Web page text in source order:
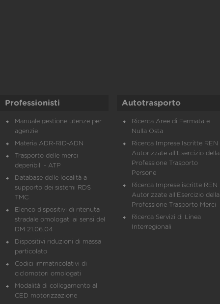
Professionisti
Manuale gestione utenze per
agenzie
Materia ADR-RID-ADN
Trasporto delle merci
deperibili - ATP
Database delle località a
supporto dei sistemi RDS
TMC
Elenco dispositivi di ritenuta
stradale omologati ai sensi del
DM 21.06.04
Dispositivi riduzioni di massa
particolato
Codici immatricolativi di
ciclomotori omologati
Modalità di collegamento al
CED motorizzazione
Autotrasporto
Ricerca Aree di Fermata e
Nulla Osta
Ricerca Imprese Iscritte REN
Autorizzate all'Esercizio della
Professione Trasporto
Persone
Ricerca Imprese iscritte REN
Autorizzate all'Esercizio della
Professione Trasporto Merci
Ricerca Servizi di Linea
Interregionali